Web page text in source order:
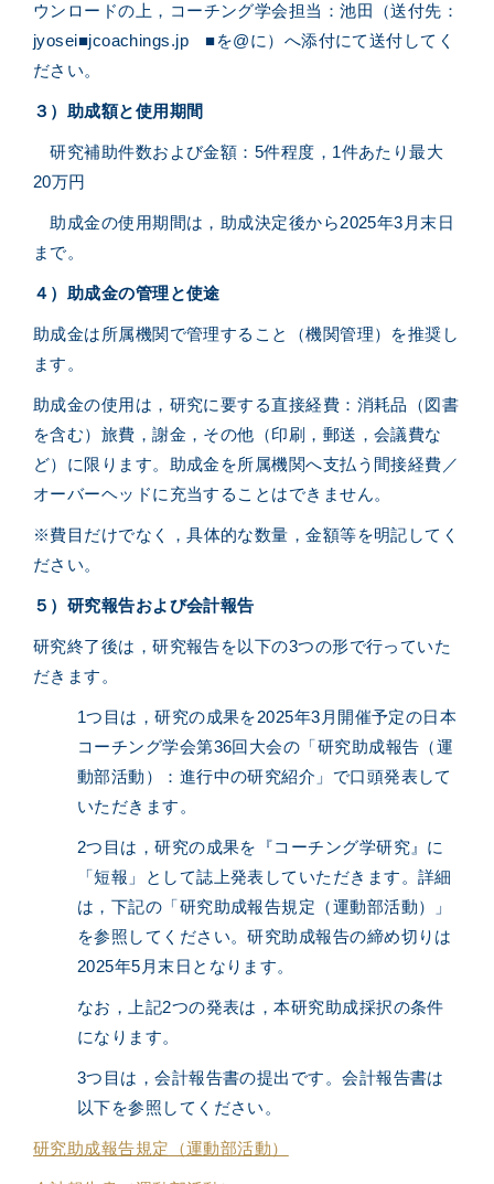
ウンロードの上， コーチング学会担当：池田（送付先：
jyosei■jcoachings.jp ■を@に）へ添付にて送付してく
ださい。
３）助成額と使用期間
研究補助件数および金額：5件程度，1件あたり最大
20万円
助成金の使用期間は，助成決定後から2025年3月末日
まで。
４）助成金の管理と使途
助成金は所属機関で管理すること（機関管理）を推奨し
ます。
助成金の使用は，研究に要する直接経費：消耗品（図書
を含む）旅費，謝金，その他（印刷，郵送，会議費な
ど）に限ります。助成金を所属機関へ支払う間接経費／
オーバーヘッドに充当することはできません。
※費目だけでなく，具体的な数量，金額等を明記してく
ださい。
５）研究報告および会計報告
研究終了後は，研究報告を以下の3つの形で行っていた
だきます。
1つ目は，研究の成果を2025年3月開催予定の日本
コーチング学会第36回大会の「研究助成報告（運
動部活動）：進行中の研究紹介」で口頭発表して
いただきます。
2つ目は，研究の成果を『コーチング学研究』に
「短報」として誌上発表していただきます。詳細
は，下記の「研究助成報告規定（運動部活動）」
を参照してください。研究助成報告の締め切りは
2025年5月末日となります。
なお，上記2つの発表は，本研究助成採択の条件
になります。
3つ目は，会計報告書の提出です。会計報告書は
以下を参照してください。
研究助成報告規定（運動部活動）